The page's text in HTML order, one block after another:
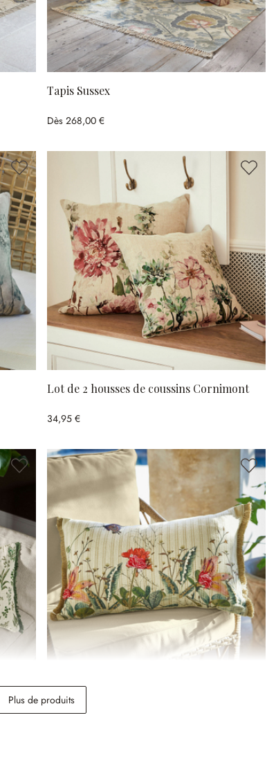
Tapis Sussex
Dès 268,00 €
Lot de 2 housses de coussins Cornimont
34,95 €
Housse de coussin Floriania
19,95 €
Plus de produits